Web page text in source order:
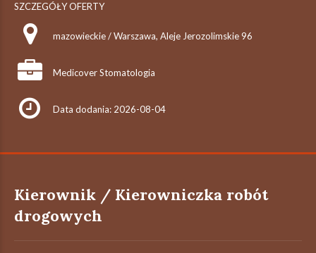
SZCZEGÓŁY OFERTY
mazowieckie / Warszawa, Aleje Jerozolimskie 96
Medicover Stomatologia
Data dodania: 2026-08-04
Kierownik / Kierowniczka robót
drogowych